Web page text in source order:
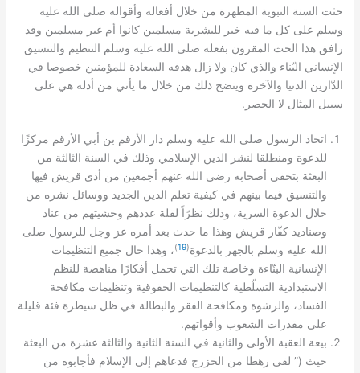
حثت السنة النبوية المطهرة من خلال أفعاله وأقواله صلى الله عليه
وسلم على كل ما فيه خير للبشرية مسلمين كانوا أم غير مسلمين وقد
رافق هذا الحث المقرون بفعله صلى الله عليه وسلم التنظيم والتنسيق
الإنساني البّناء والذي كان ولا زال هدفه السعادة للمؤمنين خصوصا في
الدّارين الدنيا والآخرة ويتضح ذلك من خلال ما يأتي من أدلة هي على
سبيل المثال لا الحصر .
اتخاذ الرسول صلى الله عليه وسلم دار الأرقم بن أبي الأرقم مركزًا
للدعوة ومنطلقا لنشر الدين الإسلامي وذلك في السنة الثالثة من
البعثة بتخفي أصحابه رضي الله عنهم أجمعين من أذى قريش فيها
والتنسيق فيما بينهم في كيفية تعلم الدين الجديد ووسائل نشره من
خلال الدعوة السرية، وذلك نظرًاً لقلة عددهم وخشيتهم من عناد
وصناديد كفّار قريش وهذا ما حدث بعد أمره عز وجل للرسول صلى
الله عليه وسلم بالجهر بالدعوة(
19
)، وهذا حال جميع التنظيمات
الإنسانية البنّاءة وخاصة تلك التي تحمل أفكارًا مناهضة للنظم
الاستبدادية التسلّطية كالتنظيمات الحقوقية وتنظيمات مكافحة
الفساد، والرشوة ومكافحة الفقر والبطالة في ظل سيطرة فئة قليلة
على مقدرات الشعوب وأقواتهم.
بيعة العقبة الأولى والثانية في السنة الثانية والثالثة عشرة من البعثة
حيث (” لقي رهطا من الخزرج فدعاهم إلى الإسلام فأجابوه من